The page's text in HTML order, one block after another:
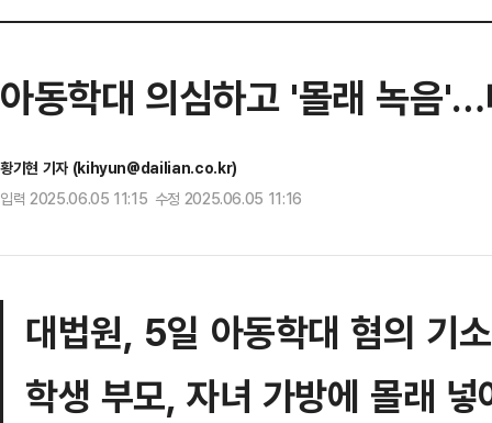
아동학대 의심하고 '몰래 녹음
황기현 기자 (kihyun@dailian.co.kr)
입력 2025.06.05 11:15 수정 2025.06.05 11:16
대법원, 5일 아동학대 혐의 기
학생 부모, 자녀 가방에 몰래